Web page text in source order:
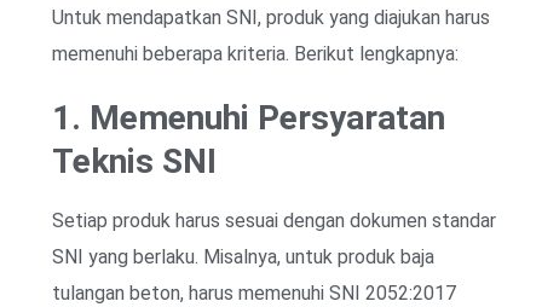
Untuk mendapatkan SNI, produk yang diajukan harus
memenuhi beberapa kriteria. Berikut lengkapnya:
1. Memenuhi Persyaratan
Teknis SNI
Setiap produk harus sesuai dengan dokumen standar
SNI yang berlaku. Misalnya, untuk produk baja
tulangan beton, harus memenuhi SNI 2052:2017